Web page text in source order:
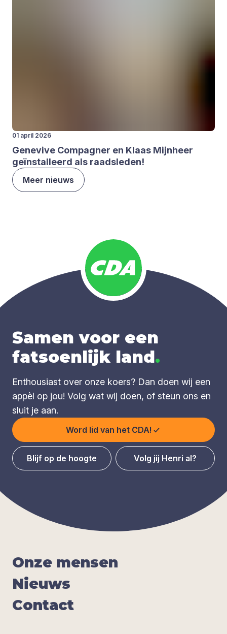
01 april 2026
Gene­vi­ve Com­pag­ner en Klaas Mijn­heer
geïn­stal­leerd als raads­le­den!
Meer nieuws
Samen voor een
fatsoenlijk land.
Enthousiast over onze koers? Dan doen wij een
appèl op jou! Volg wat wij doen, of steun ons en
sluit je aan.
Word lid van het CDA!
Blijf op de hoogte Volg jij Henri al?
Onze men­sen
Nieuws
Con­tact